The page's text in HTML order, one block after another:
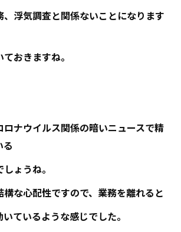
浮気調査と関係ないことになります
おきますね。
ロナウイルス関係の暗いニュースで精
る
ょうね。
構な心配性ですので、業務を離れると
ているような感じでした。